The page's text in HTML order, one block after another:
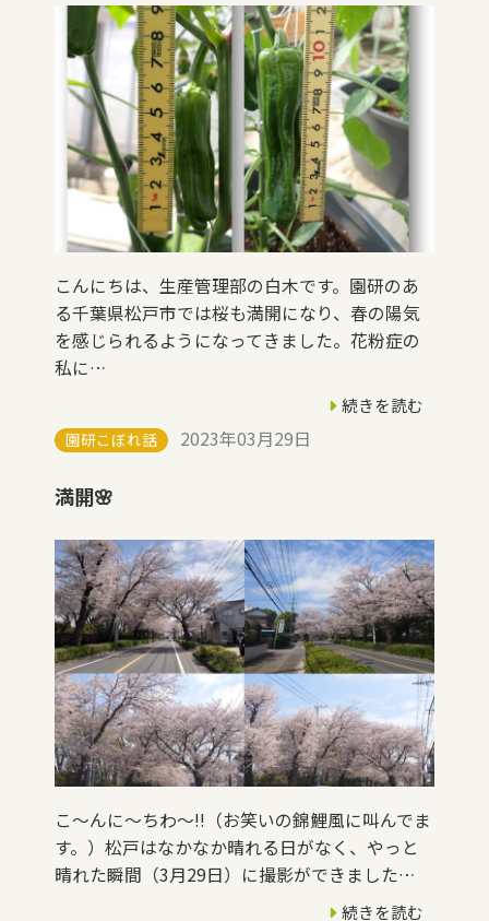
こんにちは、生産管理部の白木です。園研のあ
る千葉県松戸市では桜も満開になり、春の陽気
を感じられるようになってきました。花粉症の
私に…
続きを読む
園研こぼれ話 2023年03月29日
満開🌸
こ～んに～ちわ～!!（お笑いの錦鯉風に叫んでま
す。）松戸はなかなか晴れる日がなく、やっと
晴れた瞬間（3月29日）に撮影ができました…
続きを読む